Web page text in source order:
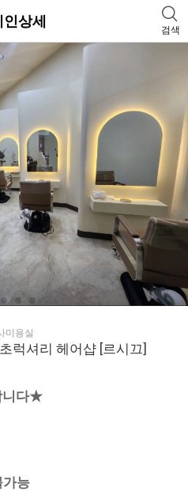
상세
검색
미용실
럭셔리 헤어샵 [르시끄]
니다★
가능